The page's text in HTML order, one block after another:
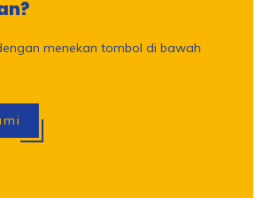
menekan tombol di bawah